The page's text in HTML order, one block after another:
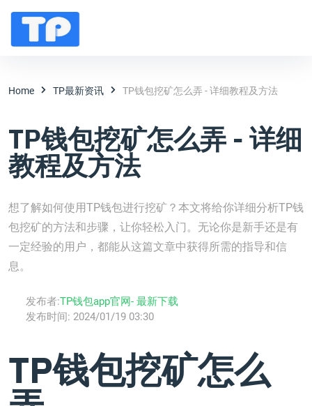
Home TP最新资讯 TP钱包挖矿怎么弄 - 详细教程及方法
TP钱包挖矿怎么弄 - 详细
教程及方法
想了解如何使用TP钱包进行挖矿？本文将给你详细分析TP钱
包挖矿的方法和步骤，让你轻松入门。无论你是新手还是有
一定经验的用户，都能从这篇文章中获得所需的指导和信
息。
发布者:TP钱包app官网- 最新下载
发布时间: 2024/01/19 03:30
TP钱包挖矿怎么